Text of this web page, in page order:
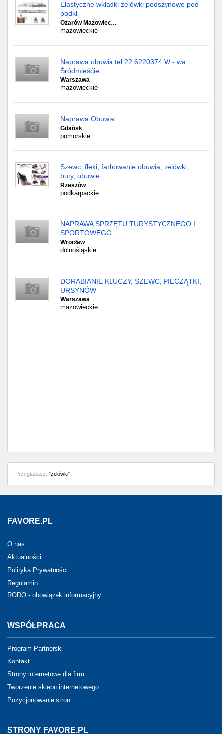
Elastyczne wkładki zelówki podszynowe pod
podkł
Ożarów Mazowiec…
mazowieckie
Naprawa obuwia tel:22 6220374 W - wa
Śródmieśćie
Warszawa
mazowieckie
Naprawa Obuwia
Gdańsk
pomorskie
Szewc, fleki, farbowanie obuwia, zelówki,
buty, obuwie
Rzeszów
podkarpackie
NAPRAWA SPRZĘTU TURYSTYCZNEGO I
SPORTOWEGO
Wrocław
dolnośląskie
DORABIANIE KLUCZY, SZEWC, PIECZĄTKI,
URSYNÓW
Warszawa
mazowieckie
Przeglądasz: "zelówki"
FAVORE.PL
O nas
Aktualności
Polityka Prywatności
Regulamin
RODO - obowiązek informacyjny
WSPÓŁPRACA
Program Partnerski
Kontakt
Strony internetowe dla firm
Tworzenie sklepu internetowego
Pozycjonowanie stron
STRONY FAVORE.PL